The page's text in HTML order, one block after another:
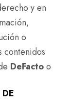
y en
o
contenidos
DeFactoo